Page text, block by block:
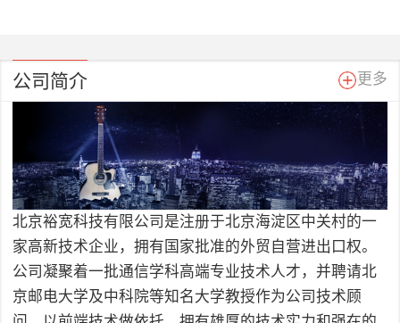
公司简介 更多
北京裕宽科技有限公司是注册于北京海淀区中关村的一
家高新技术企业，拥有国家批准的外贸自营进出口权。
公司凝聚着一批通信学科高端专业技术人才，并聘请北
京邮电大学及中科院等知名大学教授作为公司技术顾